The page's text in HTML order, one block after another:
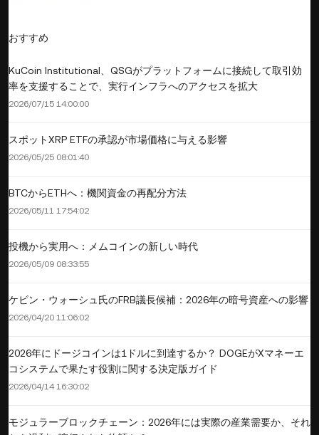
おすすめ
KuCoin Institutional、QSGがプラットフォームに接続して取引効
率を支援することで、実行インフラへのアクセスを拡大
2026/07/15 14:00:00
スポットXRP ETFの承認が市場価格に与える影響
2026/05/25 08:01:40
BTCからETHへ：機関資金の再配分方法
2026/05/11 17:54:02
投機から実用へ：メムコインの新しい時代
2026/05/09 08:33:55
ケビン・ウォーシュ氏のFRB議長候補：2026年の暗号資産への影響
2026/04/20 11:06:02
2026年にドージコインは1ドルに到達するか？ DOGEがXマネーエ
コシステムで果たす役割に関する決定版ガイド
2026/04/14 16:30:02
モジュラーブロックチェーン：2026年には実際の産業需要か、それ